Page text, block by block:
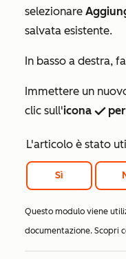
selezionare
salvata esistente.
In basso a destra,
Immettere un
clic sull'icona successIcon
L'articolo è stato
Sì
Questo modulo viene
documentazione. Scopri